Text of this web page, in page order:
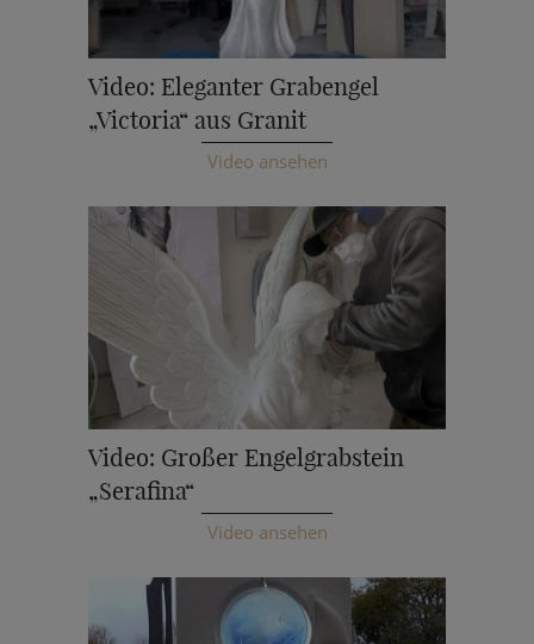
Video: Eleganter Grabengel
„Victoria“ aus Granit
Video ansehen
Video: Großer Engelgrabstein
„Serafina“
Video ansehen